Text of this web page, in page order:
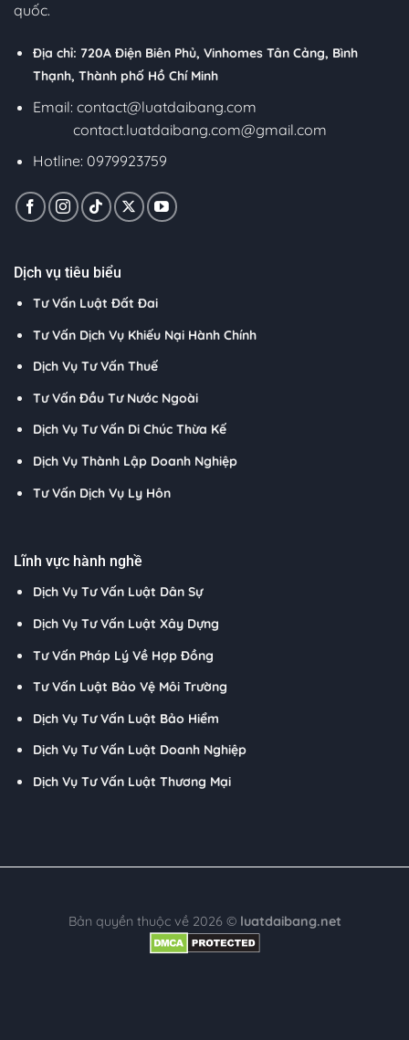
quốc.
Địa chỉ: 720A Điện Biên Phủ, Vinhomes Tân Cảng, Bình
Thạnh, Thành phố Hồ Chí Minh
Email: contact@luatdaibang.com
contact.luatdaibang.com@gmail.com
Hotline: 0979923759
Dịch vụ tiêu biểu
Tư Vấn Luật Đất Đai
Tư Vấn Dịch Vụ Khiếu Nại Hành Chính
Dịch Vụ Tư Vấn Thuế
Tư Vấn Đầu Tư Nước Ngoài
Dịch Vụ Tư Vấn Di Chúc Thừa Kế
Dịch Vụ Thành Lập Doanh Nghiệp
Tư Vấn Dịch Vụ Ly Hôn
Lĩnh vực hành nghề
Dịch Vụ Tư Vấn Luật Dân Sự
Dịch Vụ Tư Vấn Luật Xây Dựng
Tư Vấn Pháp Lý Về Hợp Đồng
Tư Vấn Luật Bảo Vệ Môi Trường
Dịch Vụ Tư Vấn Luật Bảo Hiểm
Dịch Vụ Tư Vấn Luật Doanh Nghiệp
Dịch Vụ Tư Vấn Luật Thương Mại
Bản quyền thuộc về 2026 © luatdaibang.net